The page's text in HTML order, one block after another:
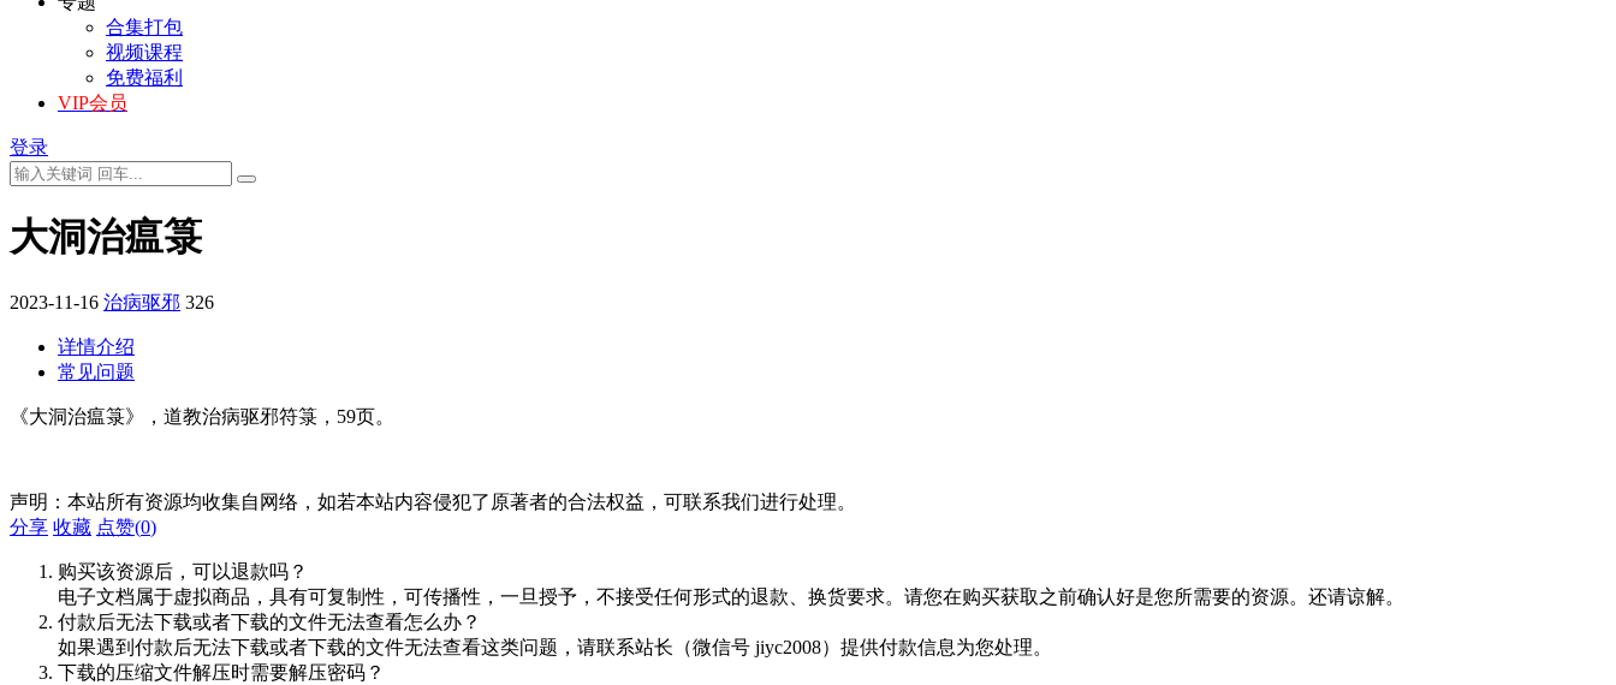
合集打包
视频课程
免费福利
VIP会员
登录
大洞治瘟箓
2023-11-16 治病驱邪 326
详情介绍
常见问题
《大洞治瘟箓》，道教治病驱邪符箓，59页。
声明：本站所有资源均收集自网络，如若本站内容侵犯了原著者的合法权益，可联系我们进行处理。
分享 收藏 点赞(0)
购买该资源后，可以退款吗？
电子文档属于虚拟商品，具有可复制性，可传播性，一旦授予，不接受任何形式的退款、换货要求。请您在购买获取之前确认好是您所需要的资源。还请谅解。
付款后无法下载或者下载的文件无法查看怎么办？
如果遇到付款后无法下载或者下载的文件无法查看这类问题，请联系站长（微信号 jiyc2008）提供付款信息为您处理。
下载的压缩文件解压时需要解压密码？